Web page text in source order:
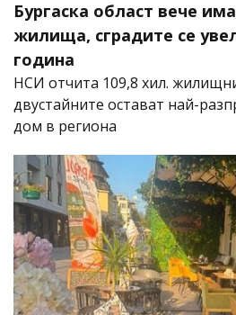
Бургаска област вече
жилища, сградите се
година
НСИ отчита 109,8 хил.
двустайните остават най-
дом в региона